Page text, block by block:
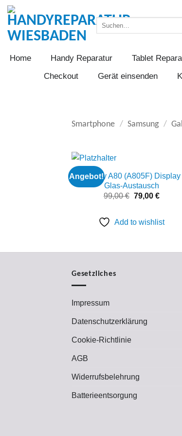
Zum
Inhalt
springen
Home Handy Reparatur Tablet
Checkout
Gerät einsenden
Smartphone / Samsung /
Angebot!
Add to
Galaxy A80 (A805F) Display
Glas-Austausch
99,00€ Ursprünglicher
99,00 €
79,00 €
79,00
Add to wishlist
Gesetzliches
Impressum
Datenschutzerklärung
Cookie-Richtlinie
AGB
Widerrufsbelehrung
Batterieentsorgung